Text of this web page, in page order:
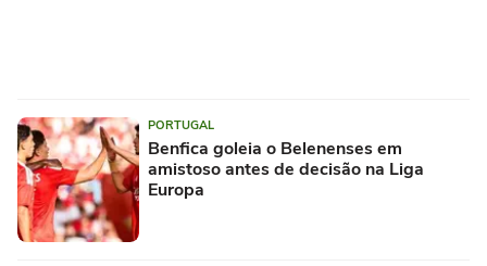
PORTUGAL
Benfica goleia o Belenenses em
amistoso antes de decisão na Liga
Europa